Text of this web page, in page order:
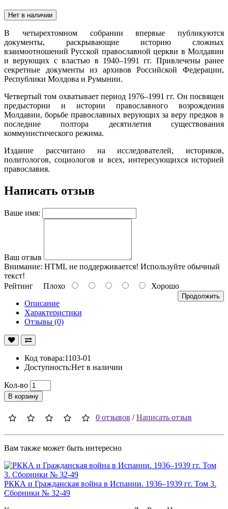
Нет в наличии
В четырехтомном собрании впервые публикуются
документы, раскрывающие историю сложных
взаимоотношений Русской православной церкви в Молдавии
и верующих с властью в 1940–1991 гг. Привлечены ранее
секретные документы из архивов Российской Федерации,
Республики Молдова и Румынии.
Четвертый том охватывает период 1976–1991 гг. Он посвящен
предыстории и истории православного возрождения
Молдавии, борьбе православных верующих за веру предков в
последние полтора десятилетия существования
коммунистического режима.
Издание рассчитано на исследователей, историков,
политологов, социологов и всех, интересующихся историей
православия.
Написать отзыв
Ваше имя:
Ваш отзыв
Внимание: HTML не поддерживается! Используйте обычный
текст!
Рейтинг Плохо Хорошо
Продолжить
Описание
Характеристики
Отзывы (0)
Код товара:1103-01
Доступность:Нет в наличии
Кол-во
В корзину
0 отзывов /Написать отзыв
Вам также может быть интересно
РККА и Гражданская война в Испании. 1936–1939 гг. Том 3.
Сборники № 32-49